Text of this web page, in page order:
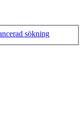
sökning